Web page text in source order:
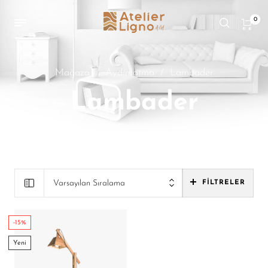
0
Mağaza / Aydınlatma Lambader
Lambader
Varsayılan Sıralama FILTRELER
-15%
Yeni